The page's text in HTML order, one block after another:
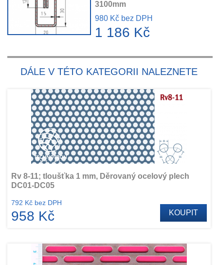
3100mm
980 Kč bez DPH
1 186 Kč
DÁLE V TÉTO KATEGORII NALEZNETE
Rv 8-11; tloušťka 1 mm, Děrovaný ocelový plech
DC01-DC05
792 Kč bez DPH
958 Kč KOUPIT